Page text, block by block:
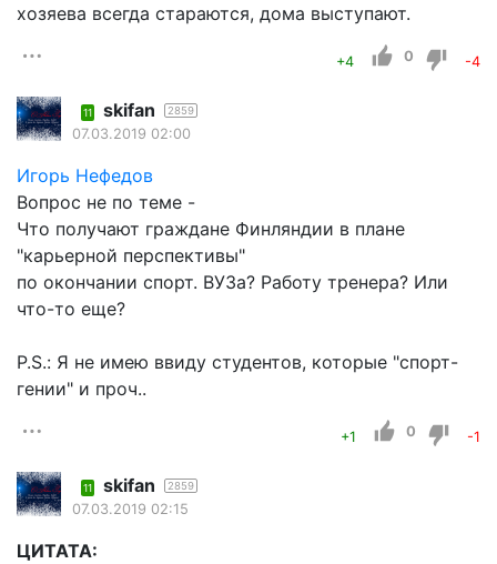
хозяева всегда стараются, дома выступают.
+4 0 -4
11 skifan 2859
07.03.2019 02:00
Игорь Нефедов
Вопрос не по теме -
Что получают граждане Финляндии в плане
"карьерной перспективы"
по окончании спорт. ВУЗа? Работу тренера? Или
что-то еще?
P.S.: Я не имею ввиду студентов, которые "спорт-
гении" и проч..
+1 0 -1
11 skifan 2859
07.03.2019 02:15
ЦИТАТА: